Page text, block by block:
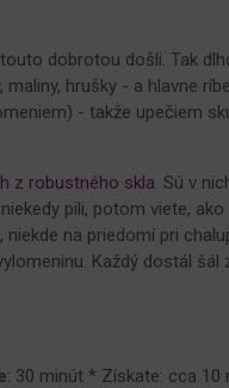
dobrotou došli. Tak
hrušky - a hlavne
- takže upečiem
z robustného skla. Sú v
pili, potom viete,
na priedomí pri
Každý dostál
: 30 minút * Získate: cca 10